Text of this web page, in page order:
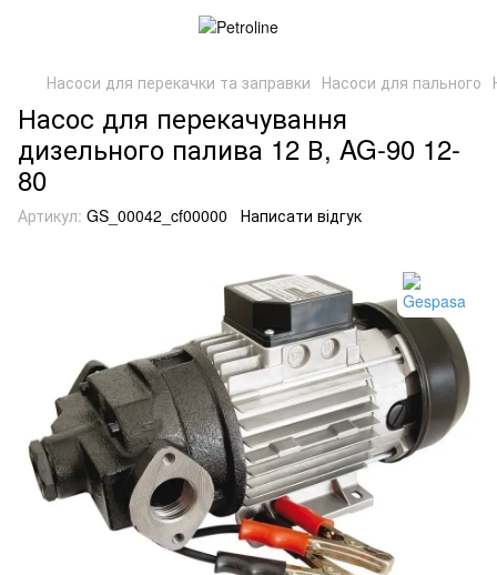
Насоси для перекачки та заправки Насоси для пального
Насос для перекачування
дизельного палива 12 В, AG-90 12-
80
Артикул: GS_00042_cf00000 Написати відгук